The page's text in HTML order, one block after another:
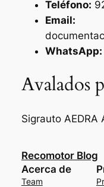
Teléfono:
Email:
WhatsApp:
Avalados
Sigrauto AEDRA
Recomotor Blog
Acerca de
Team